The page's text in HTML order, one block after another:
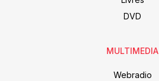
DVD
MULTIMEDIA
Webradio